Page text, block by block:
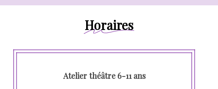
Horaires
Atelier théâtre 6-11 ans